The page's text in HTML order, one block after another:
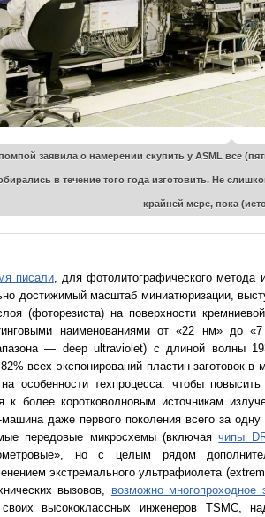
помпой заявила о намерении скупить у ASML все
в течение того года изготовить. Не
крайней мере, пока
писали, для фотолитографического метода
достижимый масштаб миниатюризации,
(фоторезиста) на поверхности
наименованиями от «22 нм» до
— deep ultraviolet) с длиной волны
82% всех экспонирований пластин-заготовок
особенности техпроцесса: чтобы
к более коротковолновым источникам
машина даже первого поколения всего за
передовые микросхемы (включаячипы
но с целым рядом
экстремального ультрафиолета
вызовов, возможно многопроходное
своих высококлассных инженеров